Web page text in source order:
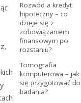
Rozwód a kredyt
hipoteczny – co
dzieje się z
zobowiązaniem
finansowym po
rozstaniu?
Tomografia
komputerowa – jak
się przygotować do
badania?